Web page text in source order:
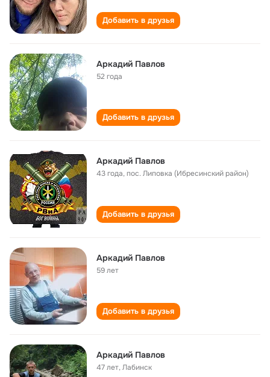
Добавить в друзья
Аркадий Павлов
52 года
Добавить в друзья
Аркадий Павлов
43 года,пос. Липовка (Ибресинский район)
Добавить в друзья
Аркадий Павлов
59 лет
Добавить в друзья
Аркадий Павлов
47 лет,Лабинск